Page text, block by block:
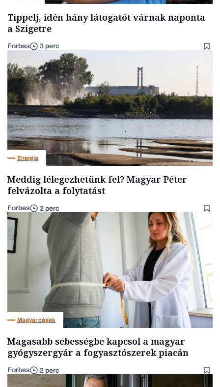
Tippelj, idén hány látogatót várnak naponta
a Szigetre
Forbes 3 perc
Energia
Meddig lélegezhetünk fel? Magyar Péter
felvázolta a folytatást
Forbes 2 perc
Magyar cégek
Magasabb sebességbe kapcsol a magyar
gyógyszergyár a fogyasztószerek piacán
Forbes 2 perc